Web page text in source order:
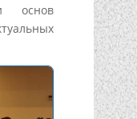
основ